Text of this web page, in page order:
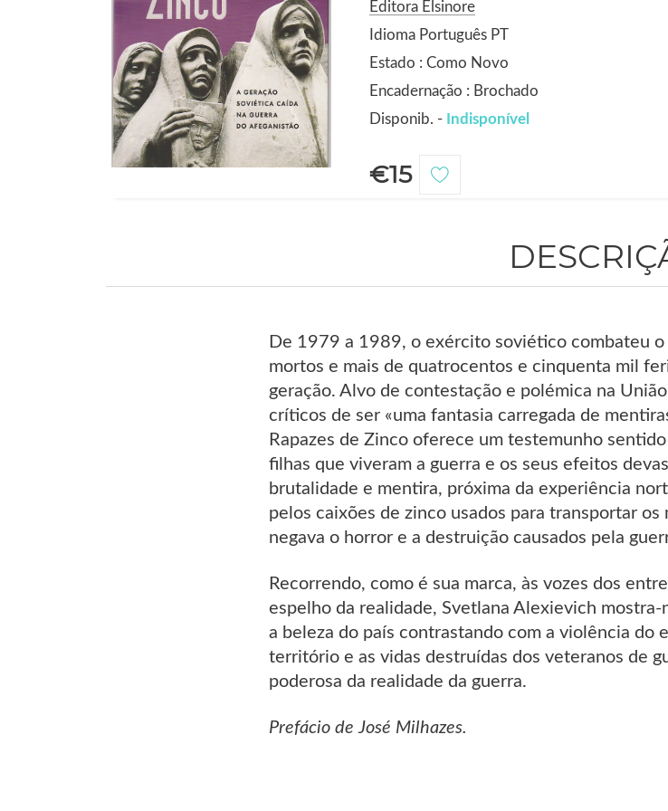
Editora Elsinore
Idioma Português PT
Estado : Como Novo
Encadernação : Brochado
Disponib. - Indisponível
€15
De 1979 a 1989, o exército soviético combateu
mortos e mais de quatrocentos e cinquenta mil
geração. Alvo de contestação e polémica na
críticos de ser «uma fantasia carregada de
Rapazes de Zinco oferece um testemunho
filhas que viveram a guerra e os seus efeitos
brutalidade e mentira, próxima da experiência
pelos caixões de zinco usados para transportar
negava o horror e a destruição causados pela
Recorrendo, como é sua marca, às vozes dos
espelho da realidade, Svetlana Alexievich
a beleza do país contrastando com a violência
território e as vidas destruídas dos veteranos de
poderosa da realidade da guerra.
Prefácio de José Milhazes.